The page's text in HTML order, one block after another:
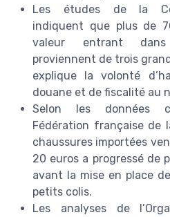
Les études de la
indiquent que plus de
valeur entrant dans
proviennent de trois
explique la volonté
douane et de fiscalité au
Selon les données
Fédération française de
chaussures importées
20 euros a progressé de
avant la mise en place
petits colis.
Les analyses de